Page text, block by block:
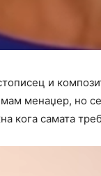
и
менаџер, но
кога самата